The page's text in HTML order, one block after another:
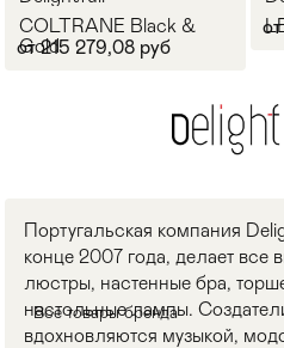
COLTRANE Black &
Gold
от 215 279,08 руб
Португальская компания
конце 2007 года, делает все
люстры, настенные бра,
настольные лампы.
вдохновляются музыкой,
Все товары бренда